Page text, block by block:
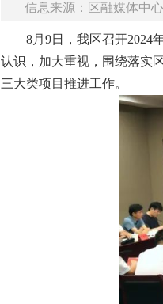
信息来源：区融媒体中心
8月9日，我区召开2024
认识，加大重视，围绕落实
三大类项目推进工作。